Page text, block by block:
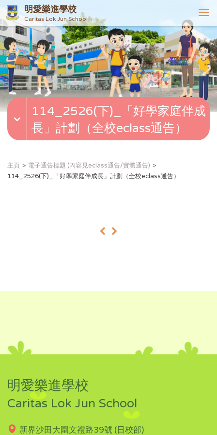
明愛樂進學校
Caritas Lok Jun School
T
o
g
g
l
e
n
v
i
114_2526(下)_「好學家庭伴成
長」計劃（全校eclass通告）
主頁
電子通告標題 (內容見eclass通告/實體通告)
114_2526(下)_「好學家庭伴成長」計劃（全校eclass通告）
« »
明愛樂進學校
Caritas Lok Jun School
新界沙田大圍文禮路39號 (日校部)